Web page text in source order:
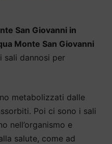
San Giovanni in
Monte San Giovanni
sali dannosi per
metabolizzati dalle
Poi ci sono i sali
nell’organismo e
salute, come ad